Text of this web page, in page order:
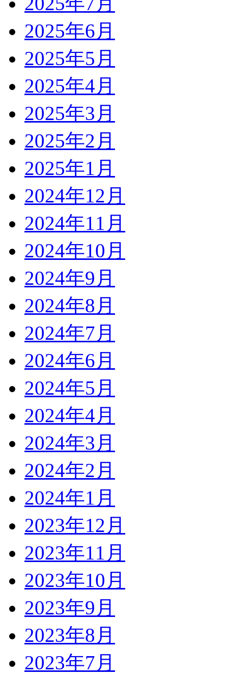
2025年6月
2025年5月
2025年4月
2025年3月
2025年2月
2025年1月
2024年12月
2024年11月
2024年10月
2024年9月
2024年8月
2024年7月
2024年6月
2024年5月
2024年4月
2024年3月
2024年2月
2024年1月
2023年12月
2023年11月
2023年10月
2023年9月
2023年8月
2023年7月